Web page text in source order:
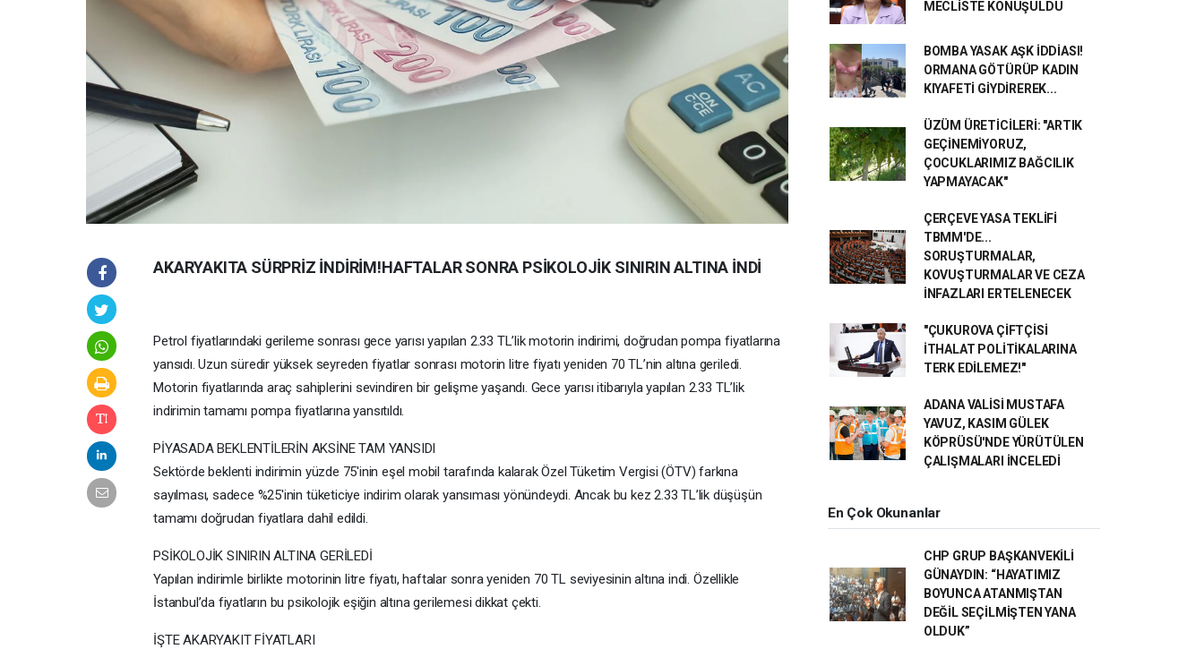
AKARYAKITA SÜRPRİZ İNDİRİM!HAFTALAR SONRA PSİKOLOJİK SINIRIN ALTINA İNDİ
Petrol fiyatlarındaki gerileme sonrası gece yarısı yapılan 2.33 TL’lik motorin indirimi, doğrudan pompa fiyatlarına
yansıdı. Uzun süredir yüksek seyreden fiyatlar sonrası motorin litre fiyatı yeniden 70 TL’nin altına geriledi.
Motorin fiyatlarında araç sahiplerini sevindiren bir gelişme yaşandı. Gece yarısı itibarıyla yapılan 2.33 TL’lik
indirimin tamamı pompa fiyatlarına yansıtıldı.
PİYASADA BEKLENTİLERİN AKSİNE TAM YANSIDI
Sektörde beklenti indirimin yüzde 75'inin eşel mobil tarafında kalarak Özel Tüketim Vergisi (ÖTV) farkına
sayılması, sadece %25'inin tüketiciye indirim olarak yansıması yönündeydi. Ancak bu kez 2.33 TL’lik düşüşün
tamamı doğrudan fiyatlara dahil edildi.
PSİKOLOJİK SINIRIN ALTINA GERİLEDİ
Yapılan indirimle birlikte motorinin litre fiyatı, haftalar sonra yeniden 70 TL seviyesinin altına indi. Özellikle
İstanbul’da fiyatların bu psikolojik eşiğin altına gerilemesi dikkat çekti.
İŞTE AKARYAKIT FİYATLARI
MECLİSTE KONUŞULDU
BOMBA YASAK AŞK İDDİASI!
ORMANA GÖTÜRÜP KADIN
KIYAFETİ GİYDİREREK...
ÜZÜM ÜRETİCİLERİ: "ARTIK
GEÇİNEMİYORUZ,
ÇOCUKLARIMIZ BAĞCILIK
YAPMAYACAK"
ÇERÇEVE YASA TEKLİFİ
TBMM'DE...
SORUŞTURMALAR,
KOVUŞTURMALAR VE CEZA
İNFAZLARI ERTELENECEK
"ÇUKUROVA ÇİFTÇİSİ
İTHALAT POLİTİKALARINA
TERK EDİLEMEZ!"
ADANA VALİSİ MUSTAFA
YAVUZ, KASIM GÜLEK
KÖPRÜSÜ'NDE YÜRÜTÜLEN
ÇALIŞMALARI İNCELEDİ
En Çok Okunanlar
CHP GRUP BAŞKANVEKİLİ
GÜNAYDIN: “HAYATIMIZ
BOYUNCA ATANMIŞTAN
DEĞİL SEÇİLMİŞTEN YANA
OLDUK”